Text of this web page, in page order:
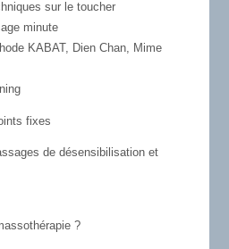
sur le toucher
minute
KABAT, Dien Chan, Mime
fixes
de désensibilisation et
?